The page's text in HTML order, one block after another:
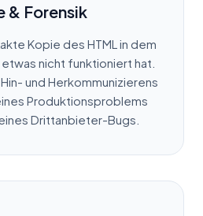
& Forensik
Kopie des HTML in dem
nicht funktioniert hat.
und Herkommunizierens
Produktionsproblems
Drittanbieter-Bugs.